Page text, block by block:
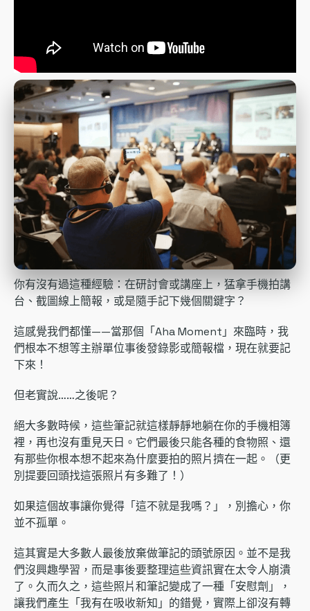
你有沒有過這種經驗：在研討會或講座上，猛拿手機拍講
台、截圖線上簡報，或是隨手記下幾個關鍵字？
這感覺我們都懂——當那個「Aha Moment」來臨時，我
們根本不想等主辦單位事後發錄影或簡報檔，現在就要記
下來！
但老實說……之後呢？
絕大多數時候，這些筆記就這樣靜靜地躺在你的手機相簿
裡，再也沒有重見天日。它們最後只能各種的食物照、還
有那些你根本想不起來為什麼要拍的照片擠在一起。（更
別提要回頭找這張照片有多難了！）
如果這個故事讓你覺得「這不就是我嗎？」，別擔心，你
並不孤單。
這其實是大多數人最後放棄做筆記的頭號原因。並不是我
們沒興趣學習，而是事後要整理這些資訊實在太令人崩潰
了。久而久之，這些照片和筆記變成了一種「安慰劑」，
讓我們產生「我有在吸收新知」的錯覺，實際上卻沒有轉